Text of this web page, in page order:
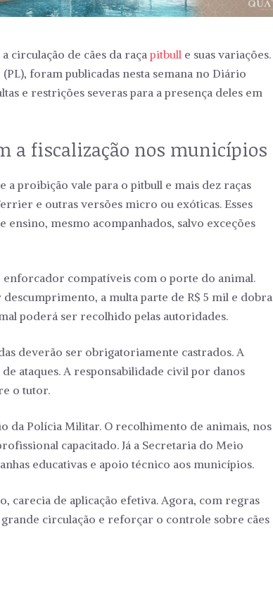
circulação de cães da raça pitbull e suas variações.
foram publicadas nesta semana no Diário
e restrições severas para a presença deles em
a fiscalização nos municípios
a proibição vale para o pitbull e mais dez raças
e outras versões micro ou exóticas. Esses
mesmo acompanhados, salvo exceções
compatíveis com o porte do animal.
a multa parte de R$ 5 mil e dobra
poderá ser recolhido pelas autoridades.
deverão ser obrigatoriamente castrados. A
ataques. A responsabilidade civil por danos
o tutor.
da Polícia Militar. O recolhimento de animais, nos
capacitado. Já a Secretaria do Meio
educativas e apoio técnico aos municípios.
carecia de aplicação efetiva. Agora, com regras
circulação e reforçar o controle sobre cães